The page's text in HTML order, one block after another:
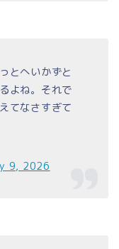
とへいかずと
よね。それで
てなさすぎて
9, 2026